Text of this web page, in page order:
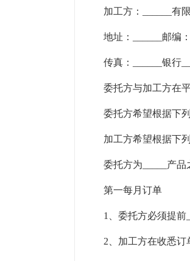
加工方：______有
地址：______邮编
传真：______银行
委托方与加工方在
委托方希望根据下
加工方希望根据下
委托方为_____产
第一每月订单
1、委托方必须提前
2、加工方在收悉订